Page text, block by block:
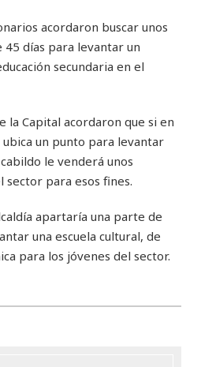
acordaron buscar unos
días para levantar un
secundaria en el
la Capital acordaron que si en
un punto para levantar
le venderá unos
para esos fines.
apartaría una parte de
una escuela cultural, de
para los jóvenes del sector.